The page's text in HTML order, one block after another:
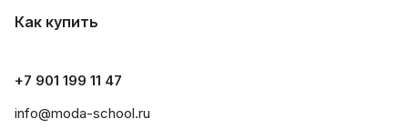
Как купить
+7 901 199 11 47
info@moda-school.ru